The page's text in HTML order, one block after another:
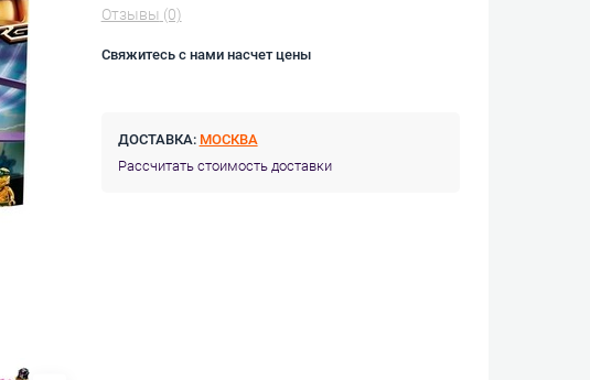
Отзывы (0)
Свяжитесь с нами насчет цены
ДОСТАВКА: МОСКВА
Рассчитать стоимость доставки